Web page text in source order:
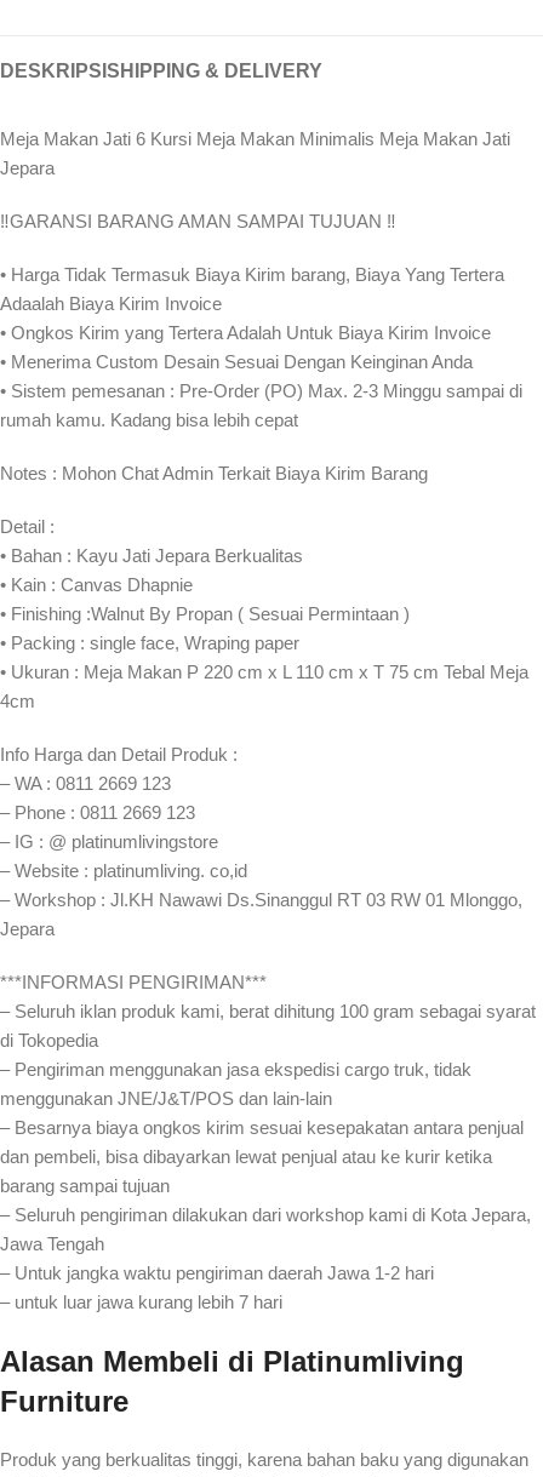
DESKRIPSI SHIPPING & DELIVERY
Meja Makan Jati 6 Kursi Meja Makan Minimalis Meja Makan Jati
Jepara
‼️GARANSI BARANG AMAN SAMPAI TUJUAN ‼
• Harga Tidak Termasuk Biaya Kirim barang, Biaya Yang Tertera
Adaalah Biaya Kirim Invoice
• Ongkos Kirim yang Tertera Adalah Untuk Biaya Kirim Invoice
• Menerima Custom Desain Sesuai Dengan Keinginan Anda
• Sistem pemesanan : Pre-Order (PO) Max. 2-3 Minggu sampai di
rumah kamu. Kadang bisa lebih cepat⁣⁣
Notes : Mohon Chat Admin Terkait Biaya Kirim Barang
Detail :
• Bahan : Kayu Jati Jepara Berkualitas
• Kain : Canvas Dhapnie
• Finishing :Walnut By Propan ( Sesuai Permintaan )
• Packing : single face, Wraping paper
• Ukuran : Meja Makan P 220 cm x L 110 cm x T 75 cm Tebal Meja
4cm
Info Harga dan Detail Produk :
– WA : 0811 2669 123
– Phone : 0811 2669 123
– IG : @ platinumlivingstore
– Website : platinumliving. co,id
– Workshop : Jl.KH Nawawi Ds.Sinanggul RT 03 RW 01 Mlonggo,
Jepara
***INFORMASI PENGIRIMAN***
– Seluruh iklan produk kami, berat dihitung 100 gram sebagai syarat
di Tokopedia
– Pengiriman menggunakan jasa ekspedisi cargo truk, tidak
menggunakan JNE/J&T/POS dan lain-lain
– Besarnya biaya ongkos kirim sesuai kesepakatan antara penjual
dan pembeli, bisa dibayarkan lewat penjual atau ke kurir ketika
barang sampai tujuan
– Seluruh pengiriman dilakukan dari workshop kami di Kota Jepara,
Jawa Tengah
– Untuk jangka waktu pengiriman daerah Jawa 1-2 hari
– untuk luar jawa kurang lebih 7 hari
Alasan Membeli di Platinumliving
Furniture
Produk yang berkualitas tinggi, karena bahan baku yang digunakan